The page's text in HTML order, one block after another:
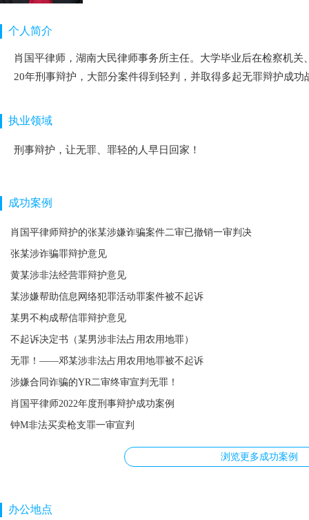
个人简介
肖国平律师，湖南大民律师事务所主任。大学毕业后在检察机
20年刑事辩护，大部分案件得到轻判，并取得多起无罪辩护成
执业领域
刑事辩护，让无罪、罪轻的人早日回家！
成功案例
肖国平律师辩护的张某涉嫌诈骗案件二审已撤销一审判决
张某涉诈骗罪辩护意见
黄某涉非法经营罪辩护意见
某涉嫌帮助信息网络犯罪活动罪案件被不起诉
某男不构成帮信罪辩护意见
不起诉决定书（某男涉非法占用农用地罪）
无罪！——邓某涉非法占用农用地罪被不起诉
涉嫌合同诈骗的YR二审终审宣判无罪！
肖国平律师2022年度刑事辩护成功案例
钟M非法买卖枪支罪一审宣判
浏览更多成功案例
办公地点